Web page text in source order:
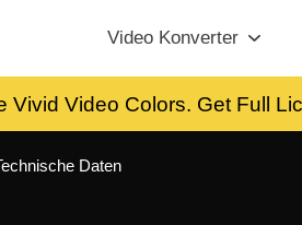
Video Konverter
Vivid Video Colors. Get Full
Daten